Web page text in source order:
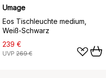
Umage
Eos Tischleuchte medium,
Weiß-Schwarz
239 €
UVP 269 €